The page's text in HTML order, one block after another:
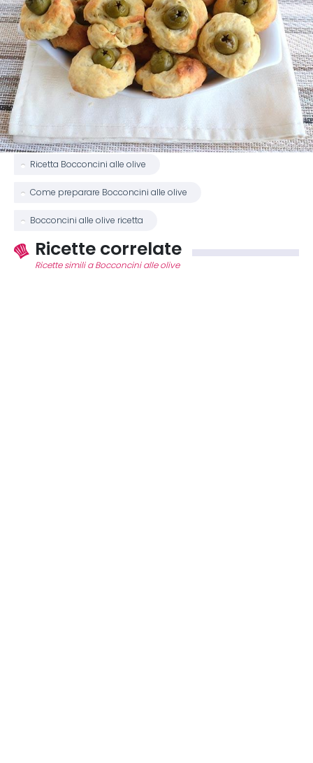
Ricetta Bocconcini alle olive
Come preparare Bocconcini alle olive
Bocconcini alle olive ricetta
Ricette correlate
Ricette simili a Bocconcini alle olive